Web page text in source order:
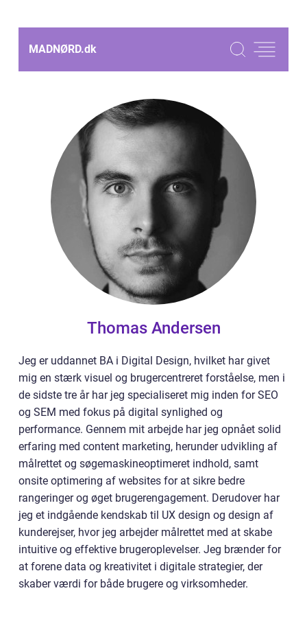
MADNØRD.dk
Thomas Andersen
Jeg er uddannet BA i Digital Design, hvilket har givet
mig en stærk visuel og brugercentreret forståelse, men i
de sidste tre år har jeg specialiseret mig inden for SEO
og SEM med fokus på digital synlighed og
performance. Gennem mit arbejde har jeg opnået solid
erfaring med content marketing, herunder udvikling af
målrettet og søgemaskineoptimeret indhold, samt
onsite optimering af websites for at sikre bedre
rangeringer og øget brugerengagement. Derudover har
jeg et indgående kendskab til UX design og design af
kunderejser, hvor jeg arbejder målrettet med at skabe
intuitive og effektive brugeroplevelser. Jeg brænder for
at forene data og kreativitet i digitale strategier, der
skaber værdi for både brugere og virksomheder.